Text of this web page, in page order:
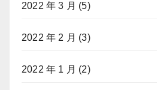
2022 年 3 月 (5)
2022 年 2 月 (3)
2022 年 1 月 (2)